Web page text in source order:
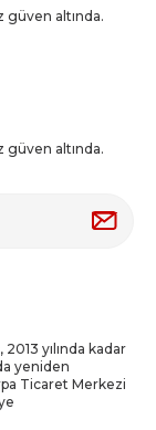
güven altında.
güven altında.
yılında kadar
yeniden
Ticaret Merkezi